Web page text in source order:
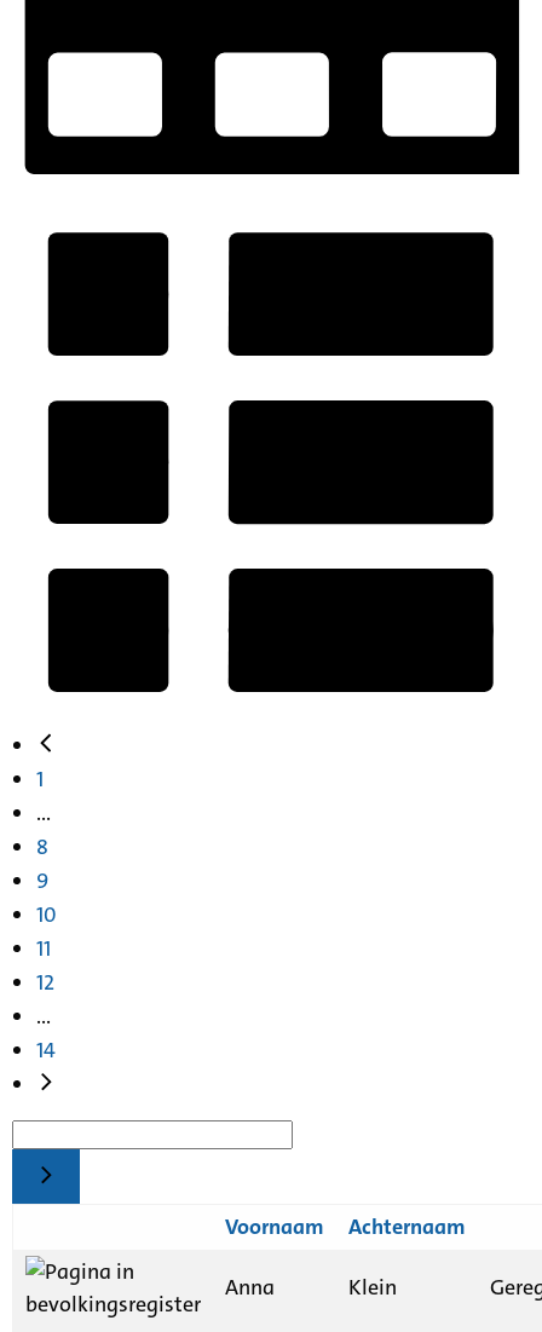
1
...
8
9
10
11
12
...
14
Voornaam Achternaam
Anna Klein